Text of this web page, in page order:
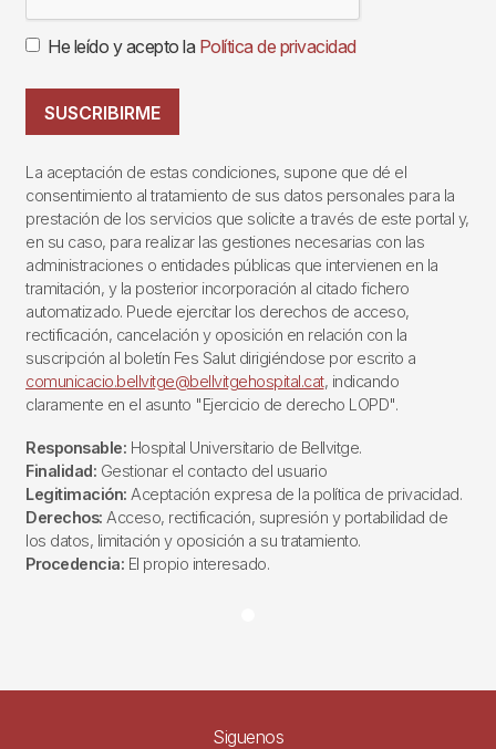
He leído y acepto la Política de privacidad
SUSCRIBIRME
La aceptación de estas condiciones, supone que dé el
consentimiento al tratamiento de sus datos personales para la
prestación de los servicios que solicite a través de este portal y,
en su caso, para realizar las gestiones necesarias con las
administraciones o entidades públicas que intervienen en la
tramitación, y la posterior incorporación al citado fichero
automatizado. Puede ejercitar los derechos de acceso,
rectificación, cancelación y oposición en relación con la
suscripción al boletín Fes Salut dirigiéndose por escrito a
comunicacio.bellvitge@bellvitgehospital.cat, indicando
claramente en el asunto "Ejercicio de derecho LOPD".
Responsable: Hospital Universitario de Bellvitge.
Finalidad: Gestionar el contacto del usuario
Legitimación: Aceptación expresa de la política de privacidad.
Derechos: Acceso, rectificación, supresión y portabilidad de
los datos, limitación y oposición a su tratamiento.
Procedencia: El propio interesado.
Siguenos